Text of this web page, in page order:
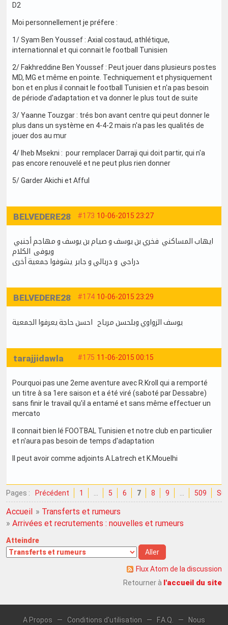
D2
Moi personnellement je préfere :
1/ Syam Ben Youssef : Axial costaud, athlétique,
internationnal et qui connait le football Tunisien
2/ Fakhreddine Ben Youssef : Peut jouer dans plusieurs postes
MD, MG et même en pointe. Techniquement et physiquement
bon et en plus il connait le football Tunisien et n'a pas besoin
de période d'adaptation et va donner le plus tout de suite
3/ Yaanne Touzgar : trés bon avant centre qui peut donner le
plus dans un système en 4-4-2 mais n'a pas les qualités de
jouer dos au mur
4/ Iheb Msekni : pour remplacer Darraji qui doit partir, qui n'a
pas encore renouvelé et ne peut plus rien donner
5/ Garder Akichi et Afful
#173 10-06-2015 23:27
BELVEDERE28
ايهاب المساكني فخري بن يوسف و صيام بن يوسف و مهاجم أجنبي
ويوفى الكلام
دراجي و دربالي و جابر يشوفوا جمعية أخرى
#174 10-06-2015 23:29
BELVEDERE28
يوسف الزواوي وبلحسن مرياح احسن حاجة يعرفوا الجمعية
#175 11-06-2015 00:15
tarajjidawla
Pourquoi pas une 2eme aventure avec R.Kroll qui a remporté
un titre à sa 1ere saison et a été viré (saboté par Dessabre)
sans finir le travail qu'il a entamé et sans même effectuer un
mercato
Il connait bien lé FOOTBAL Tunisien et notre club en particulier
et n'aura pas besoin de temps d'adaptation
Il peut avoir comme adjoints A.Latrech et K.Mouelhi
Pages : Précédent 1 5 6 7 8 9 509
Accueil » Transferts et rumeurs
» Arrivées et recrutements : nouvelles et rumeurs
Atteindre
Flux Atom de la discussion
Retourner à l'accueil du site
A Propos — Conditions d'utilisation — F.A.Q. — Nous